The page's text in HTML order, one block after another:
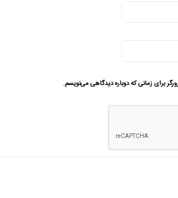
برای زمانی که دوباره دیدگاهی می‌نویسم.